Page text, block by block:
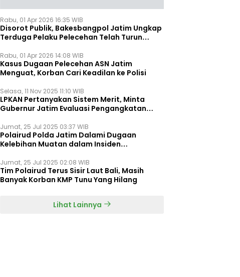
Rabu, 01 Apr 2026 16:35 WIB
Disorot Publik, Bakesbangpol Jatim Ungkap
Terduga Pelaku Pelecehan Telah Turun
Rabu, 01 Apr 2026 14:08 WIB
Kasus Dugaan Pelecehan ASN Jatim
Menguat, Korban Cari Keadilan ke Polisi
Selasa, 11 Nov 2025 11:10 WIB
LPKAN Pertanyakan Sistem Merit, Minta
Gubernur Jatim Evaluasi Pengangkatan
Jumat, 25 Jul 2025 03:37 WIB
Polairud Polda Jatim Dalami Dugaan
Kelebihan Muatan dalam Insiden
Jumat, 25 Jul 2025 02:08 WIB
Tim Polairud Terus Sisir Laut Bali, Masih
Banyak Korban KMP Tunu Yang Hilang
Lihat Lainnya